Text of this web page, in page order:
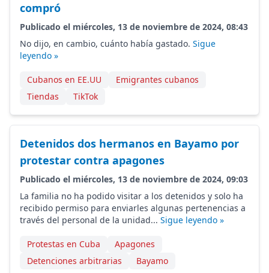
compró
Publicado el miércoles, 13 de noviembre de 2024, 08:43
No dijo, en cambio, cuánto había gastado. Sigue
leyendo »
Cubanos en EE.UU
Emigrantes cubanos
Tiendas
TikTok
Detenidos dos hermanos en Bayamo por
protestar contra apagones
Publicado el miércoles, 13 de noviembre de 2024, 09:03
La familia no ha podido visitar a los detenidos y solo ha
recibido permiso para enviarles algunas pertenencias a
través del personal de la unidad... Sigue leyendo »
Protestas en Cuba
Apagones
Detenciones arbitrarias
Bayamo